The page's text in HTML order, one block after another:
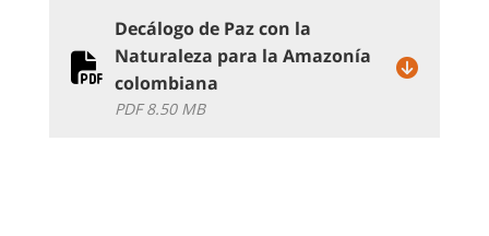
Decálogo de Paz con la
Naturaleza para la Amazonía
colombiana
PDF 8.50 MB